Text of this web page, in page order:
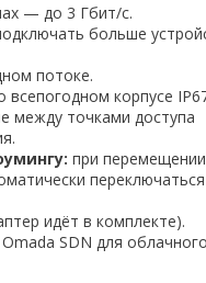
— до 3 Гбит/с.
больше
потоке.
корпусе
между точками доступа
при перемещении
переключаться
идёт в комплекте).
SDN для облачного